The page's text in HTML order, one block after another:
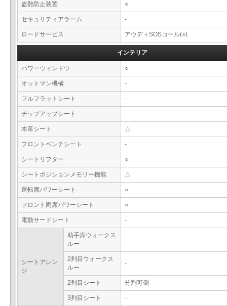
盗難防止装置 ○
セキュリティアラーム -
ロードサービス アウディSOSコール(○)
インテリア
パワーウィンドウ ○
オットマン機構 -
フルフラットシート -
チップアップシート -
本革シート △
フロントベンチシート -
シートリフター ○
シートポジションメモリー機能 △
運転席パワーシート ○
フロント両席パワーシート ○
電動サードシート -
シートアレン
ジ
助手席ウォークス
ルー
-
2列目ウォークス
ルー
-
2列目シート 分割可倒
3列目シート -